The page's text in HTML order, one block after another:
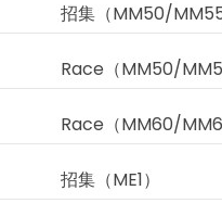
招集（MM50/
Race（MM50/
Race（MM60/
招集（ME1）